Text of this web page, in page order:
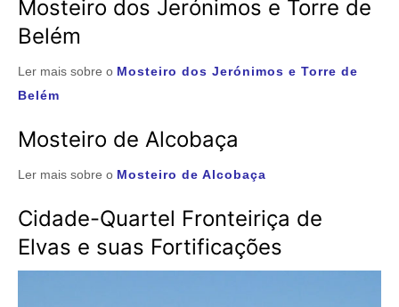
Mosteiro dos Jerónimos e Torre de
Belém
Ler mais sobre o Mosteiro dos Jerónimos e Torre de
Belém
Mosteiro de Alcobaça
Ler mais sobre o Mosteiro de Alcobaça
Cidade-Quartel Fronteiriça de
Elvas e suas Fortificações